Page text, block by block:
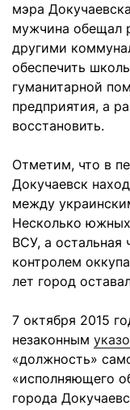
мэра
мужчина обещал
другими
обеспечить
гуманитарной
предприятия, а
восстановить.
Отметим, что в
Докучаевск
между
Несколько
ВСУ, а остальная
контролем
лет город
7 октября 2015
незаконным
«должность»
«исполняющего
города